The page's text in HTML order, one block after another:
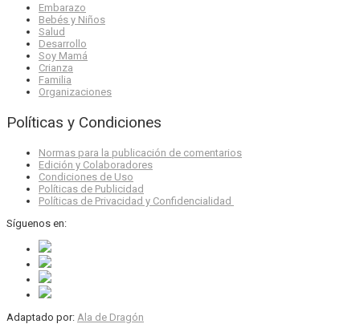
Embarazo
Bebés y Niños
Salud
Desarrollo
Soy Mamá
Crianza
Familia
Organizaciones
Políticas y Condiciones
Normas para la publicación de comentarios
Edición y Colaboradores
Condiciones de Uso
Políticas de Publicidad
Políticas de Privacidad y Confidencialidad
Síguenos en:
Adaptado por: Ala de Dragón